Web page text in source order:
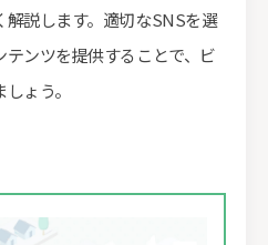
説します。適切なSNSを選
ンツを提供することで、ビ
ょう。